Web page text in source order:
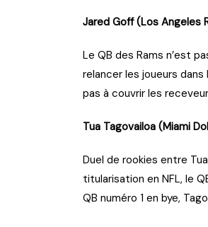
Jared Goff (Los Angeles
Le QB des Rams n’est
relancer les joueurs
pas à couvrir les
Tua Tagovailoa (Miami
Duel de rookies entre
titularisation en NFL, le
QB numéro 1 en bye,